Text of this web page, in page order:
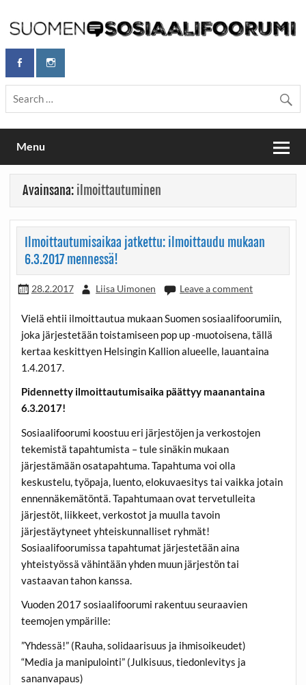
content
Maailmanparannuspäivät / Suomen
sosiaalifoorumi
Maailmanparannuspäivät Lapinlahden Lähteellä, Helsingissä
26.–27.9.2026
Menu
Avainsana: ilmoittautuminen
Ilmoittautumisaikaa jatkettu: ilmoittaudu mukaan
6.3.2017 mennessä!
28.2.2017 Liisa Uimonen Leave a comment
Vielä ehtii ilmoittautua mukaan Suomen sosiaalifoorumiin,
joka järjestetään toistamiseen pop up -muotoisena, tällä
kertaa keskittyen Helsingin Kallion alueelle, lauantaina
1.4.2017.
Pidennetty ilmoittautumisaika päättyy maanantaina
6.3.2017!
Sosiaalifoorumi koostuu eri järjestöjen ja verkostojen
tekemistä tapahtumista – tule sinäkin mukaan
järjestämään osatapahtuma. Tapahtuma voi olla
keskustelu, työpaja, luento, elokuvaesitys tai vaikka jotain
ennennäkemätöntä. Tapahtumaan ovat tervetulleita
järjestöt, liikkeet, verkostot ja muulla tavoin
järjestäytyneet yhteiskunnalliset ryhmät!
Sosiaalifoorumissa tapahtumat järjestetään aina
yhteistyössä vähintään yhden muun järjestön tai
vastaavan tahon kanssa.
Vuoden 2017 sosiaalifoorumi rakentuu seuraavien
teemojen ympärille:
”Yhdessä!” (Rauha, solidaarisuus ja ihmisoikeudet)
“Media ja manipulointi” (Julkisuus, tiedonlevitys ja
sananvapaus)